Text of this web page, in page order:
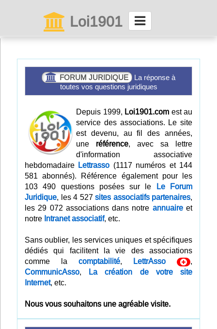
Loi1901
Connexion
Abonnez-vous à LettrAsso
Menu général
ServiceAsso
Partager
VieAsso
Divers
Abo Lettrasso
Désabo Lettrasso
FORUM JURIDIQUE
La réponse à
toutes vos questions juridiques
Depuis 1999, Loi1901.com est au
service des associations. Le site
est devenu, au fil des années,
une référence, avec sa lettre
d'information associative
hebdomadaire Lettrasso (1117 numéros et 144
581 abonnés). Référence également pour les
103 490 questions posées sur le Le Forum
Juridique, les 4 527 sites associatifs partenaires,
les 29 072 associations dans notre annuaireet
notre Intranet associatif, etc.
Sans oublier, les services uniques et spécifiques
dédiés qui facilitent la vie des associations
comme la comptabilité, LettrAsso
,
CommunicAsso, La création de votre site
Internet, etc.
Nous vous souhaitons une agréable visite.